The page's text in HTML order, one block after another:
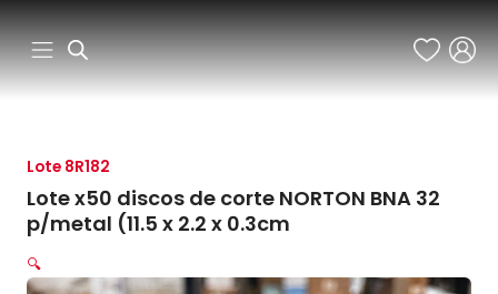
Ir
al
contenido
Lote 8R182
Lote x50 discos de corte NORTON BNA 32
p/metal (11.5 x 2.2 x 0.3cm
🔍